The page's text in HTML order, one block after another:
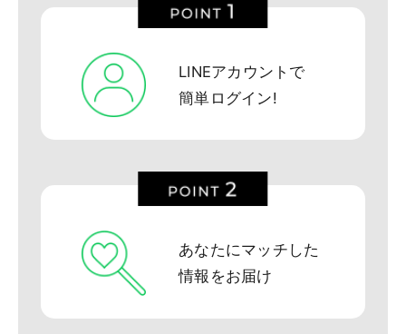
LINEアカウントで
簡単ログイン!
あなたにマッチした
情報をお届け